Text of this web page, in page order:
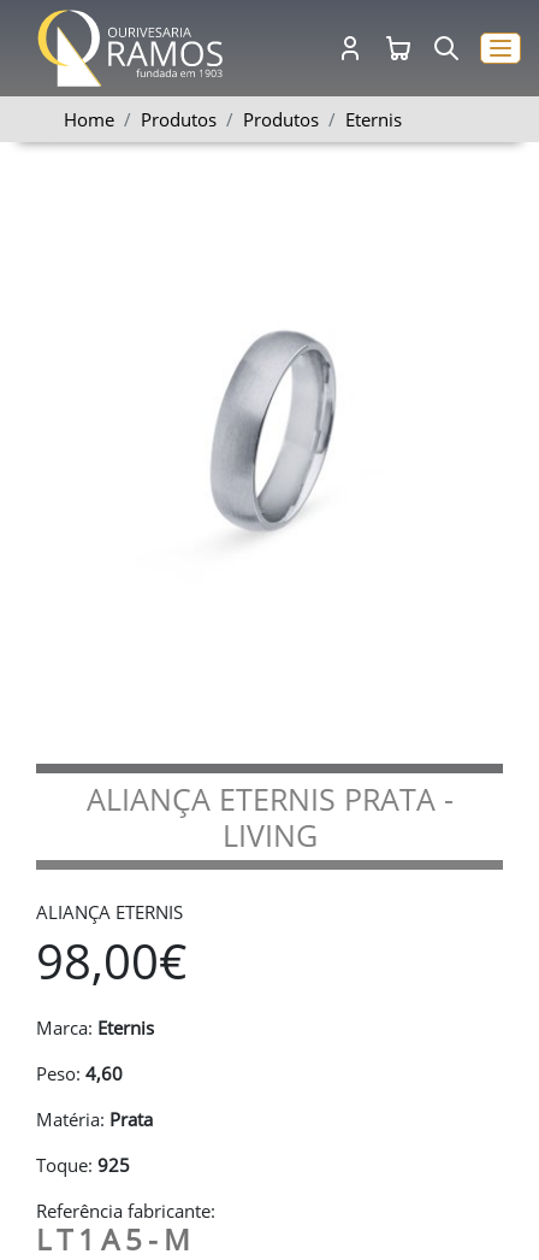
Home Produtos Produtos Eternis
ALIANÇA ETERNIS PRATA -
LIVING
ALIANÇA ETERNIS
98,00€
Marca: Eternis
Peso: 4,60
Matéria: Prata
Toque: 925
Referência fabricante:
LT1A5-M